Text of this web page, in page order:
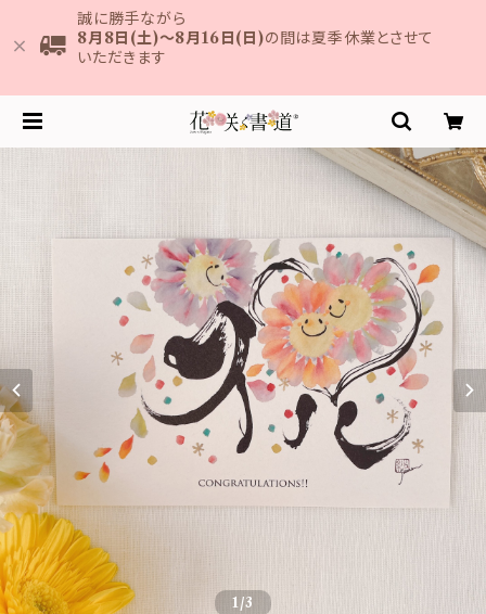
誠に勝手ながら
8月8日(土)～8月16日(日)の間は夏季休業とさせて
いただきます
1/3